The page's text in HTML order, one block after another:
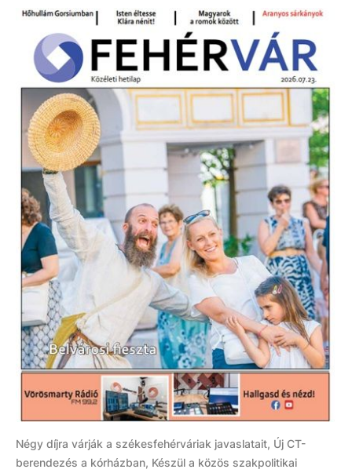
Négy díjra várják a székesfehérváriak javaslatait, Új CT-
berendezés a kórházban, Készül a közös szakpolitikai